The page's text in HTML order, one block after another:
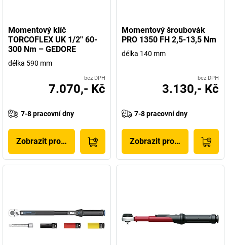
Momentový klíč
TORCOFLEX UK 1/2'' 60-
300 Nm – GEDORE
délka 590 mm
bez DPH
7.070,- Kč
7-8 pracovní dny
Zobrazit produkt
Momentový šroubovák
PRO 1350 FH 2,5-13,5 Nm
délka 140 mm
bez DPH
3.130,- Kč
7-8 pracovní dny
Zobrazit produkt